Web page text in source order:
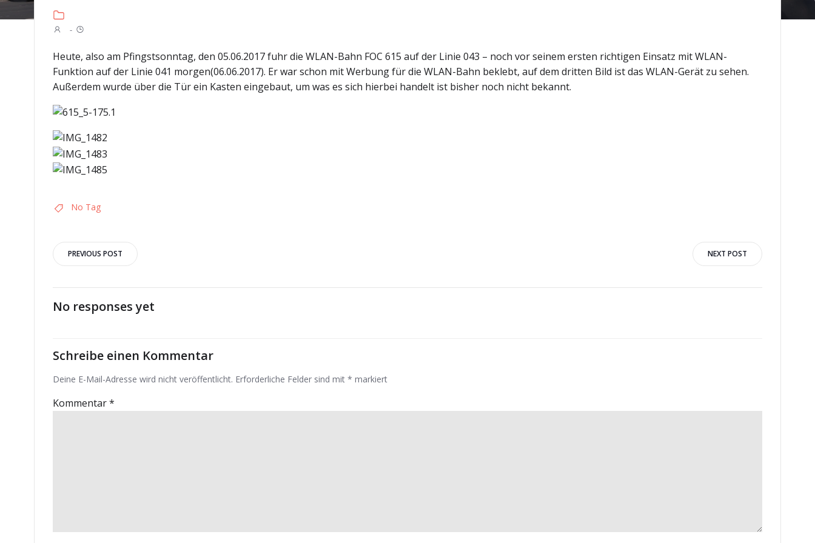
-
Heute, also am Pfingstsonntag, den 05.06.2017 fuhr die WLAN-Bahn FOC 615 auf der Linie 043 – noch vor seinem ersten richtigen Einsatz mit WLAN-
Funktion auf der Linie 041 morgen(06.06.2017). Er war schon mit Werbung für die WLAN-Bahn beklebt, auf dem dritten Bild ist das WLAN-Gerät zu sehen.
Außerdem wurde über die Tür ein Kasten eingebaut, um was es sich hierbei handelt ist bisher noch nicht bekannt.
No Tag
Post
navigation
PREVIOUS POST
navigation
NEXT POST
No responses yet
Schreibe einen Kommentar
Deine E-Mail-Adresse wird nicht veröffentlicht. Erforderliche Felder sind mit * markiert
Kommentar*